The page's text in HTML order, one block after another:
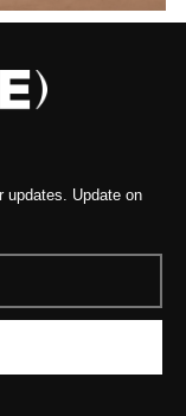
updates. Update on